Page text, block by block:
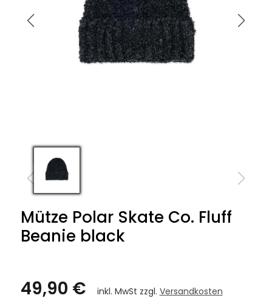
Mütze Polar Skate Co. Fluff
Beanie black
49,90 € inkl. MwSt zzgl. Versandkosten